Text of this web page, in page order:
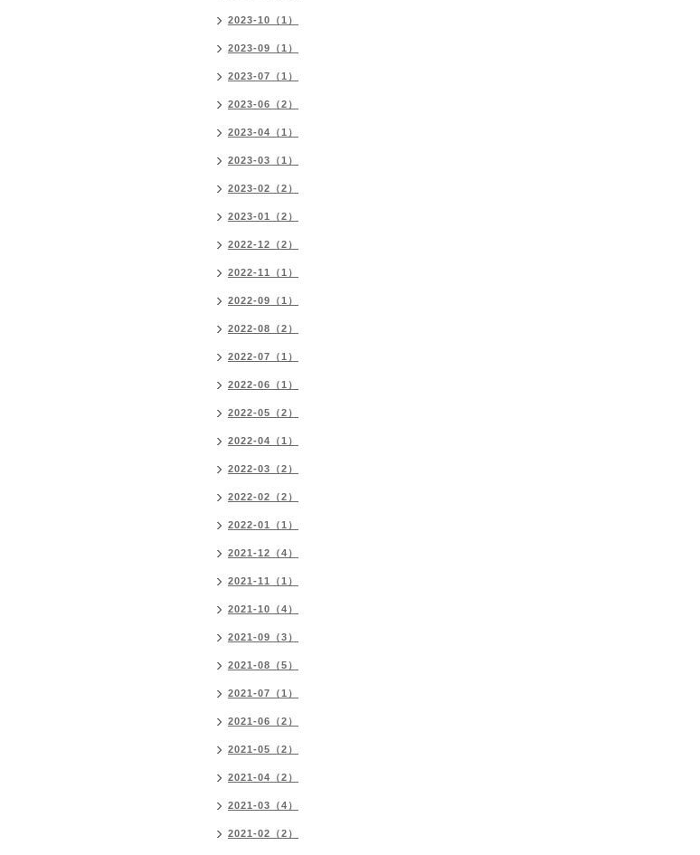
2023-10（1）
2023-09（1）
2023-07（1）
2023-06（2）
2023-04（1）
2023-03（1）
2023-02（2）
2023-01（2）
2022-12（2）
2022-11（1）
2022-09（1）
2022-08（2）
2022-07（1）
2022-06（1）
2022-05（2）
2022-04（1）
2022-03（2）
2022-02（2）
2022-01（1）
2021-12（4）
2021-11（1）
2021-10（4）
2021-09（3）
2021-08（5）
2021-07（1）
2021-06（2）
2021-05（2）
2021-04（2）
2021-03（4）
2021-02（2）